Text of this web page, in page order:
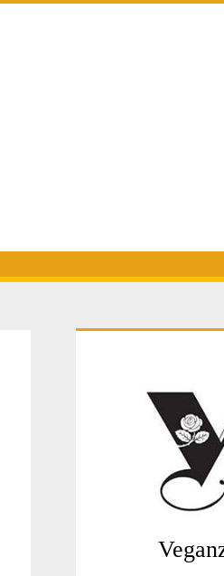
Sidebar